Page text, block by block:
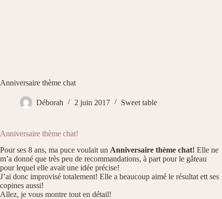
Anniversaire thème chat
Déborah 2 juin 2017 Sweet table
Anniversaire thème chat!
Pour ses 8 ans, ma puce voulait un Anniversaire thème chat! Elle ne
m’a donné que très peu de recommandations, à part pour le gâteau
pour lequel elle avait une idée précise!
J’ai donc improvisé totalement! Elle a beaucoup aimé le résultat ett ses
copines aussi!
Allez, je vous montre tout en détail!